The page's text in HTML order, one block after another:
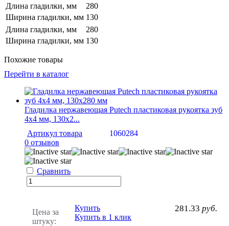
Длина гладилки, мм
280
Ширина гладилки, мм 130
Длина гладилки, мм
280
Ширина гладилки, мм 130
Похожие товары
Перейти в каталог
Гладилка нержавеющая Putech пластиковая рукоятка зуб
4х4 мм, 130х2...
Артикул товара
1060284
0 отзывов
Сравнить
Цена за
штуку:
281.33 руб.
Купить
Купить в 1 клик